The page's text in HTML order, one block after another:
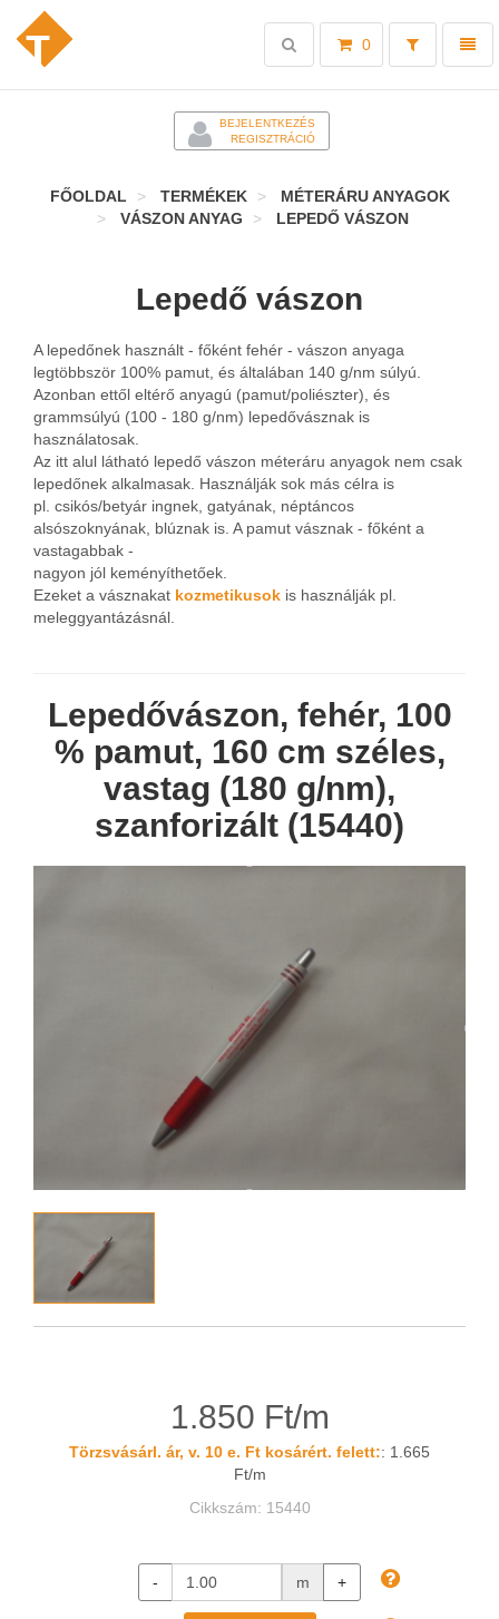
Toggle
0
Toggle
search
BEJELENTKEZÉS
REGISZTRÁCIÓ
FŐOLDAL TERMÉKEK
MÉTERÁRU ANYAGOK
VÁSZON ANYAG
LEPEDŐ VÁSZON
Lepedő vászon
A lepedőnek használt - főként fehér - vászon anyaga
legtöbbször 100% pamut, és általában 140 g/nm súlyú.
Azonban ettől eltérő anyagú (pamut/poliészter), és
grammsúlyú (100 - 180 g/nm) lepedővásznak is
használatosak.
Az itt alul látható lepedő vászon méteráru anyagok nem csak
lepedőnek alkalmasak. Használják sok más célra is
pl. csikós/betyár ingnek, gatyának, néptáncos
alsószoknyának, blúznak is. A pamut vásznak - főként a
vastagabbak -
nagyon jól keményíthetőek.
Ezeket a vásznakat kozmetikusok is használják pl.
meleggyantázásnál.
Lepedővászon, fehér, 100
% pamut, 160 cm széles,
vastag (180 g/nm),
szanforizált (15440)
1.850 Ft/m
Törzsvásárl. ár, v. 10 e. Ft kosárért. felett:: 1.665
Ft/m
Cikkszám: 15440
- m +